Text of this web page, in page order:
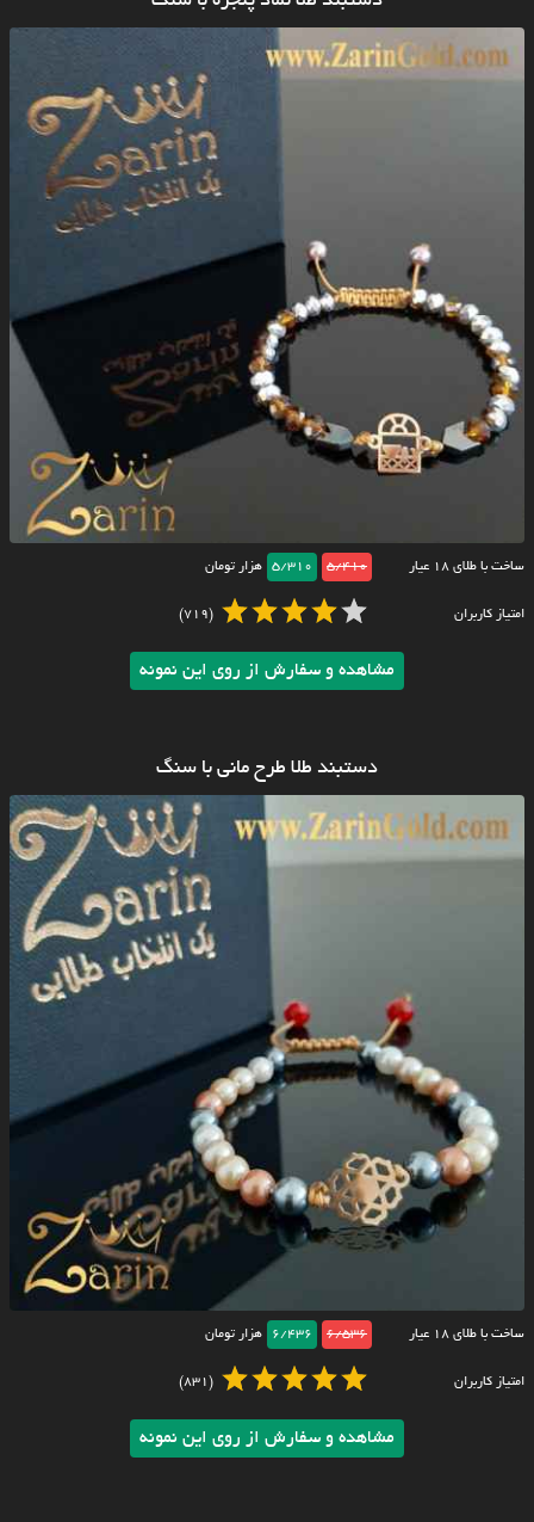
ساخت با طلای ۱۸ عیار 5/410
5/310 هزار تومان
امتیاز کاربران (719)
مشاهده و سفارش از روی این نمونه
دستبند طلا طرح مانی با سنگ
ساخت با طلای ۱۸ عیار 6/536
6/436 هزار تومان
امتیاز کاربران (831)
مشاهده و سفارش از روی این نمونه